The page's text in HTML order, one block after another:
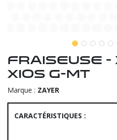
Fraiseuse -
XIOS G-MT
Marque : ZAYER
CARACTÉRISTIQUES :